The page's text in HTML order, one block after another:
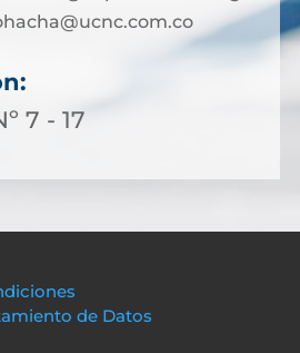
7 - 17
de Datos